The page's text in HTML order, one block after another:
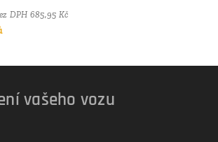
DPH 685,95 Kč
vašeho vozu